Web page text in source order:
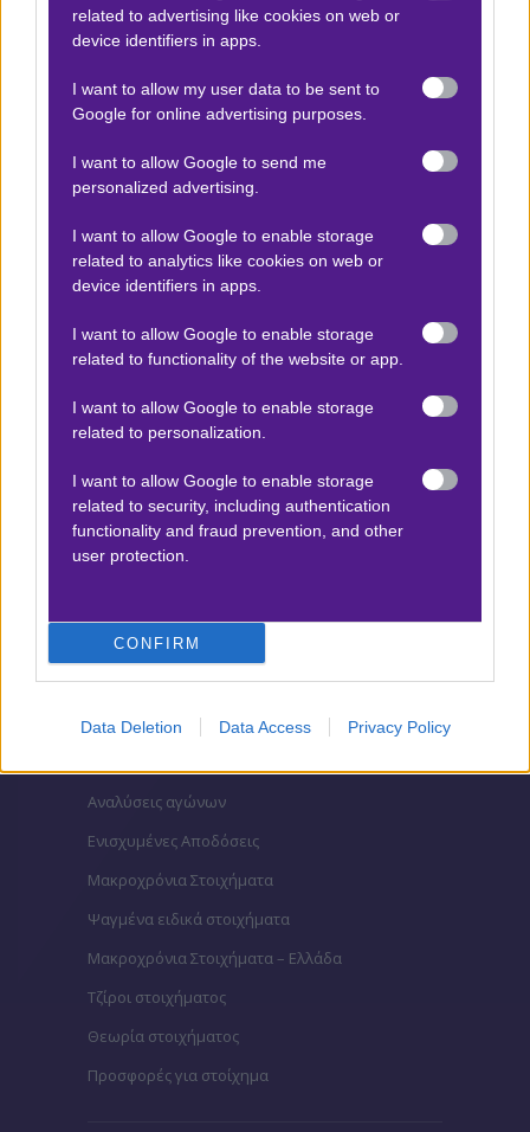
related to advertising like cookies on web or
device identifiers in apps.
I want to allow my user data to be sent to
Google for online advertising purposes.
I want to allow Google to send me
personalized advertising.
I want to allow Google to enable storage
related to analytics like cookies on web or
device identifiers in apps.
I want to allow Google to enable storage
related to functionality of the website or app.
I want to allow Google to enable storage
related to personalization.
I want to allow Google to enable storage
related to security, including authentication
functionality and fraud prevention, and other
user protection.
CONFIRM
Data Deletion Data Access Privacy Policy
Πρώτος Τελικός του ΝΒΑ.Η σειρά κρίνεται στις
τέσσερις νίκες, με τους Σπερς να έχουν
Σαν Αντόνιο Σπερς – Νιου Γιορκ Νικς Ειδικά
Σαν Αντόνιο Σπερς – Νιου Γιορκ Νικς Κανάλι
Βαθμολογίες Ελλάδα - Stoiximan
Βαθμολογίες Aγγλία – Premier league
Βαθμολογίες Ισπανίας- La liga
Βαθμολογίες Ιταλίας- Serie A
ΣΤΟΙΧΗΜΑ
Κουπόνι στοιχήματος ΟΠΑΠ
Αναλύσεις αγώνων
Ενισχυμένες Αποδόσεις
Μακροχρόνια Στοιχήματα
Ψαγμένα ειδικά στοιχήματα
Μακροχρόνια Στοιχήματα – Ελλάδα
Τζίροι στοιχήματος
Θεωρία στοιχήματος
Προσφορές για στοίχημα